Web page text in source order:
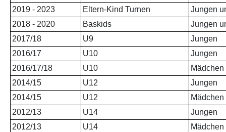
2019 - 2023
Eltern-Kind Turnen
Jungen
2018 - 2020
Baskids
Jungen
2017/18
U9
Jungen
2016/17
U10
Jungen
2016/17/18
U10
Mädchen
2014/15
U12
Jungen
2014/15
U12
Mädchen
2012/13
U14
Jungen
2012/13
U14
Mädchen